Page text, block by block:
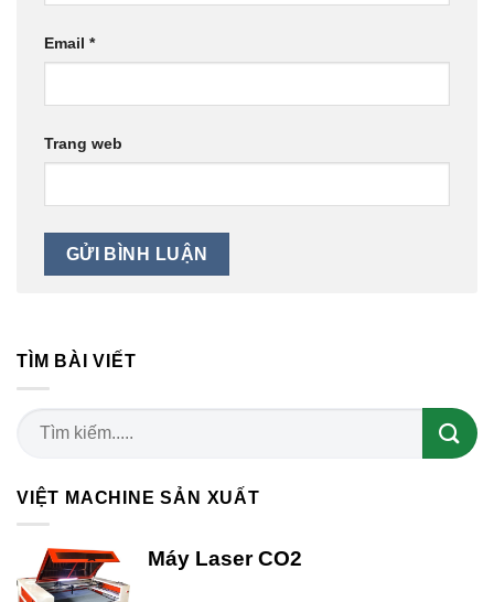
Email *
Trang web
TÌM BÀI VIẾT
VIỆT MACHINE SẢN XUẤT
Máy Laser CO2